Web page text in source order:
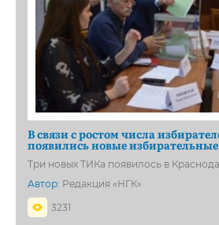
В связи с ростом числа
появились новые
Три новых ТИКа появилось в
Автор: Редакция «НГК»
3231